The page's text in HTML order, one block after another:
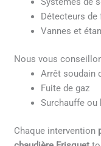
Détecteurs de
Vannes et
Nous vous
Arrêt soudain
Fuite de gaz
Surchauffe ou
Chaque intervention